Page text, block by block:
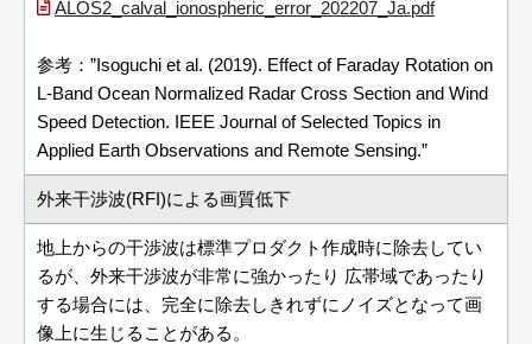
ALOS2_calval_ionospheric_error_202207_Ja.pdf
参考：”Isoguchi et al. (2019). Effect of Faraday Rotation on
L-Band Ocean Normalized Radar Cross Section and Wind
Speed Detection. IEEE Journal of Selected Topics in
Applied Earth Observations and Remote Sensing.”
外来干渉波(RFI)による画質低下
地上からの干渉波は標準プロダクト作成時に除去してい
るが、外来干渉波が非常に強かったり 広帯域であったり
する場合には、完全に除去しきれずにノイズとなって画
像上に生じることがある。